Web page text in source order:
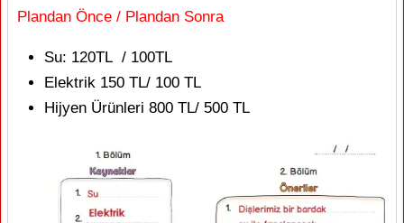
Plandan Önce / Plandan Sonra
Su: 120TL / 100TL
Elektrik 150 TL/ 100 TL
Hijyen Ürünleri 800 TL/ 500 TL